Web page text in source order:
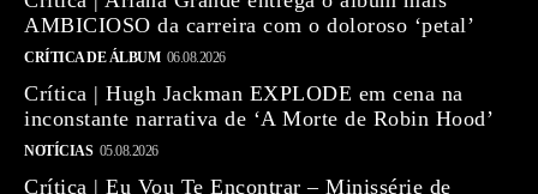
AMBICIOSO da carreira com o doloroso ‘petal’
CRÍTICA DE ÁLBUM 06.08.2026
Crítica | Hugh Jackman EXPLODE em cena na
inconstante narrativa de ‘A Morte de Robin Hood’
NOTÍCIAS 05.08.2026
Crítica | Eu Vou Te Encontrar – Minissérie de